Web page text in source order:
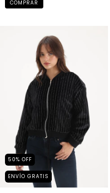
COMPRAR
50% OFF
ENVÍO GRATIS